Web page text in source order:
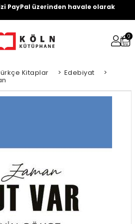
PayPal üzerinden havale olarak
0
Kitaplar > Edebiyat >